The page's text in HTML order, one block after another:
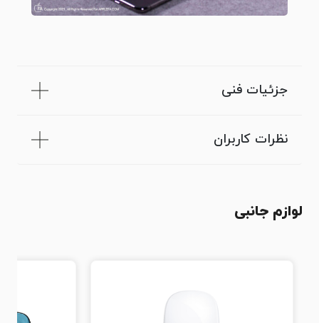
جزئیات فنی
نظرات کاربران
لوازم جانبی